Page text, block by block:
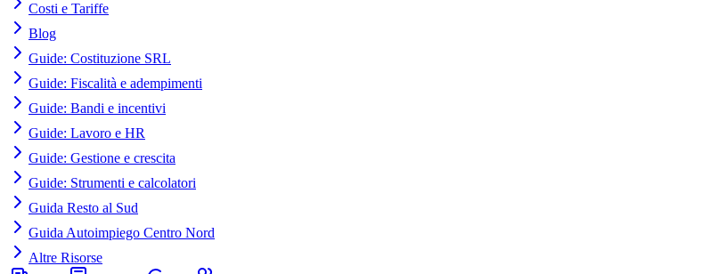
Costi e Tariffe
Blog
Guide: Costituzione SRL
Guide: Fiscalità e adempimenti
Guide: Bandi e incentivi
Guide: Lavoro e HR
Guide: Gestione e crescita
Guide: Strumenti e calcolatori
Guida Resto al Sud
Guida Autoimpiego Centro Nord
Altre Risorse